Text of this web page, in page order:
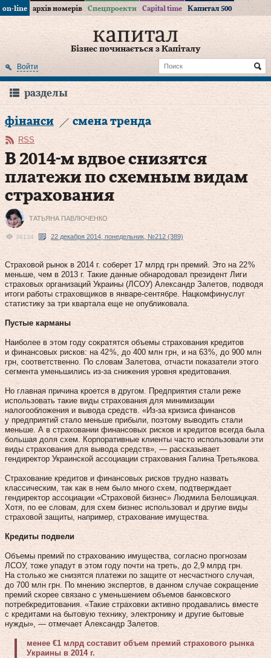
on-line архів номерів Спецпроекти Capital time Капитал 500
Бізнес починається з Капіталу
Войти
разделы
фінанси смена тренда
RSS
В 2014‑м вдвое снизятся
платежи по схемным видам
страхования
ТАТЬЯНА ПАВЛЮЧЕНКО
36134 22 декабря 2014, понедельник, №212 (389)
Страховой рынок в 2014 г. соберет 17 млрд грн премий. Это на 22 %
меньше, чем в 2013 г. Такие данные обнародовал президент Лиги
страховых организаций Украины (ЛСОУ) Александр Залетов, подводя
итоги работы страховщиков в январе-сентябре. Нацкомфинуслуг
статистику за три квартала еще не опубликовала.
Пустые карманы
Наиболее в этом году сократятся объемы страхования кредитов
и финансовых рисков: на 42 %, до 400 млн грн, и на 63 %, до 900 млн
грн, соответственно. По словам Залетова, отчасти показатели этого
сегмента уменьшились из‑за снижения уровня кредитования.
Но главная причина кроется в другом. Предприятия стали реже
использовать такие виды страхования для минимизации
налогообложения и вывода средств. «Из-за кризиса финансов
у предприятий стало меньше прибыли, поэтому выводить стали
меньше. А в страховании финансовых рисков и кредитов всегда была
большая доля схем. Корпоративные клиенты часто использовали эти
виды страхования для вывода средств», — рассказывает
гендиректор Украинской ассоциации страхования Галина Третьякова.
Страхование кредитов и финансовых рисков трудно назвать
классическим, так как в нем было много схем, подтверждает
гендиректор ассоциации «Страховой бизнес» Людмила Белошицкая.
Хотя, по ее словам, для схем бизнес использовал и другие виды
страховой защиты, например, страхование имущества.
Кредиты подвели
Объемы премий по страхованию имущества, согласно прогнозам
ЛСОУ, тоже упадут в этом году почти на треть, до 2,9 млрд грн.
На столько же снизятся платежи по защите от несчастного случая,
до 700 млн грн. По мнению экспертов, в данном случае сокращение
премий скорее связано с уменьшением объемов банковского
потребкредитования. «Такие страховки активно продавались вместе
с кредитами на бытовую технику, электронику и другие бытовые
нужды», — отмечает Александр Залетов.
менее €1 млрд составит объем премий страхового рынка
Украины в 2014 г.